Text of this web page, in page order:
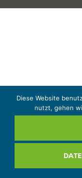
Diese Website
nutzt, gehen